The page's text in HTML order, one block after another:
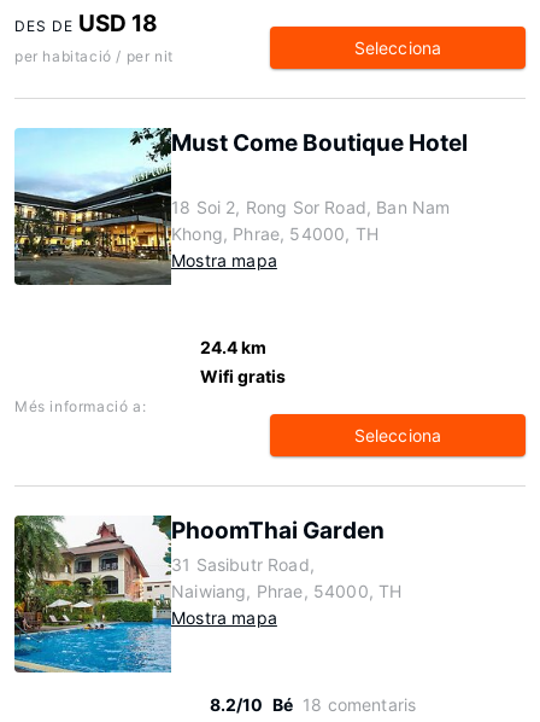
DES DE USD 18
per habitació / per nit Selecciona
Must Come Boutique Hotel
18 Soi 2, Rong Sor Road, Ban Nam
Khong, Phrae, 54000, TH
Mostra mapa
24.4 km
Wifi gratis
Més informació a:
Selecciona
PhoomThai Garden
31 Sasibutr Road,
Naiwiang, Phrae, 54000, TH
Mostra mapa
8.2/10 Bé 18 comentaris